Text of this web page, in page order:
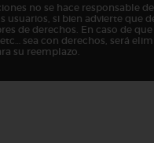
no se hace responsable
usuarios, si bien advierte que
de derechos. En caso de que
sea con derechos, será
su reemplazo.